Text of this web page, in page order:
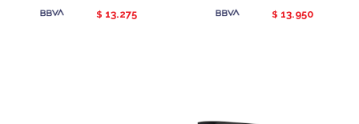
$ 13.275 $ 13.950